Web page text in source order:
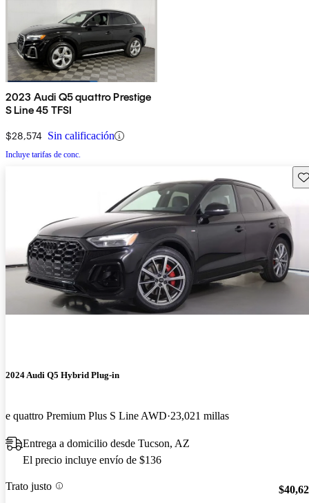
2023 Audi Q5 quattro Prestige
S Line 45 TFSI
$28,574 Sin calificación
Incluye tarifas de conc.
2024 Audi Q5 Hybrid Plug-in
e quattro Premium Plus S Line AWD 23,021 millas
Entrega a domicilio desde Tucson, AZ
El precio incluye envío de $136
Trato justo